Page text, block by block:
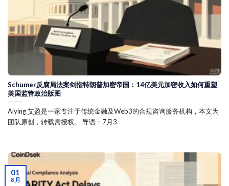
Schumer反腐局法案剑指特朗普加密帝国：14亿美元加密收入如何重塑
美国监管政治版图
Aiying 艾盈是一家专注于传统金融及Web3的合规咨询服务机构，本文为
团队原创，转载需授权。 导语：7月3
01
8 月